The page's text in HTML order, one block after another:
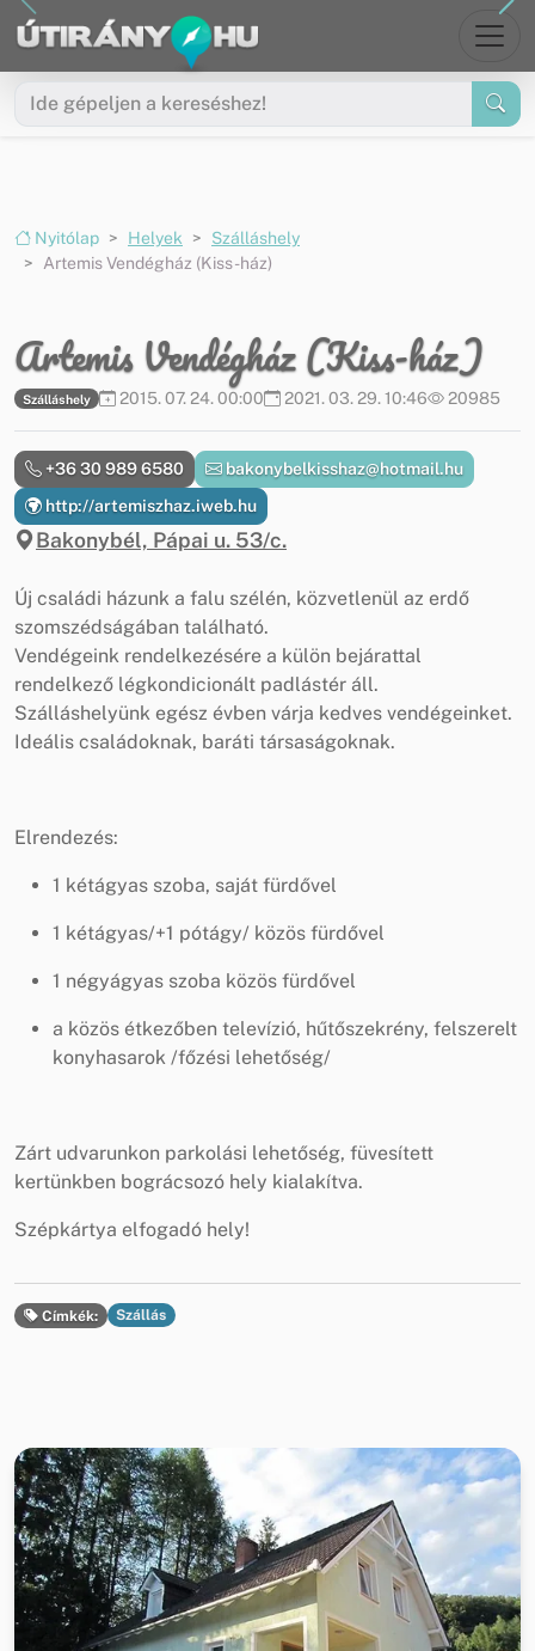
Ugrás a menüre
Ugrás a tartalomra
Nyitólap Helyek
Szálláshely
Artemis Vendégház (Kiss-ház)
Artemis Vendégház (Kiss-ház)
Szálláshely 2015. 07. 24. 00:00 2021. 03. 29. 10:46 20985
Bakonybél, Pápai u. 53/c.
+36 30 989 6580
bakonybelkisshaz@hotmail.hu
http://artemiszhaz.iweb.hu
Új családi házunk a falu szélén, közvetlenül az erdő
szomszédságában található.
Vendégeink rendelkezésére a külön bejárattal
rendelkező légkondicionált padlástér áll.
Szálláshelyünk egész évben várja kedves vendégeinket.
Ideális családoknak, baráti társaságoknak.
Elrendezés:
1 kétágyas szoba, saját fürdővel
1 kétágyas/+1 pótágy/ közös fürdővel
1 négyágyas szoba közös fürdővel
a közös étkezőben televízió, hűtőszekrény, felszerelt
konyhasarok /főzési lehetőség/
Zárt udvarunkon parkolási lehetőség, füvesített
kertünkben bográcsozó hely kialakítva.
Szépkártya elfogadó hely!
Címkék: Szállás